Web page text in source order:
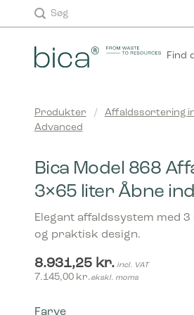
to
Søg
Find
Produkter / Affaldssortering
Advanced
Bica Model 868
3×65 liter Åbne
Elegant affaldssystem med
og praktisk design.
8.931,25 kr. incl. VAT
7.145,00 kr.ekskl. moms
Farve